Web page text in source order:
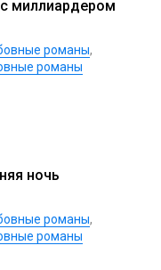
миллиардером
романы,
романы
ночь
романы,
романы